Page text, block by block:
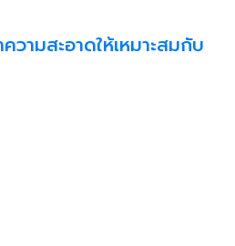
วามสะอาดให้เหมาะสมกับ